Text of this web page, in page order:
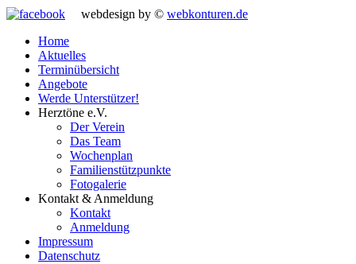
webdesign by © webkonturen.de
Home
Aktuelles
Terminübersicht
Angebote
Werde Unterstützer!
Herztöne e.V.
Der Verein
Das Team
Wochenplan
Familienstützpunkte
Fotogalerie
Kontakt & Anmeldung
Kontakt
Anmeldung
Impressum
Datenschutz